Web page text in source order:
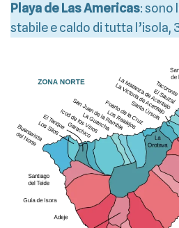
Playa de Las Americas: sono
stabile e caldo di tutta l’isola,